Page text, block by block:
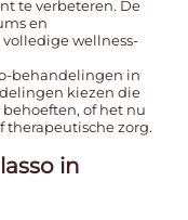
te verbeteren. De
en
wellness-
behandelingen in
kiezen die
of het nu
zorg.
in